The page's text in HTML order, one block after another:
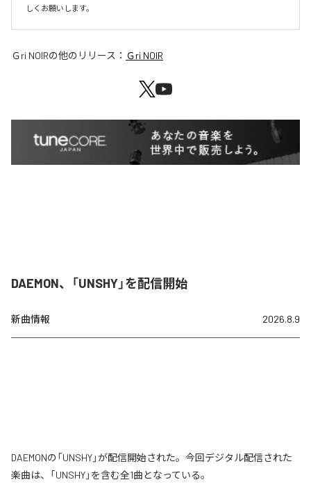
しくお願いします。
Ｇri NOIRの他のリリース： Ｇri NOIR
DAEMON、「UNSHY」を配信開始
新曲情報 2026.8.9
DAEMONの「UNSHY」が配信開始された。今回デジタル配信された
楽曲は、「UNSHY」を含む全1曲となっている。